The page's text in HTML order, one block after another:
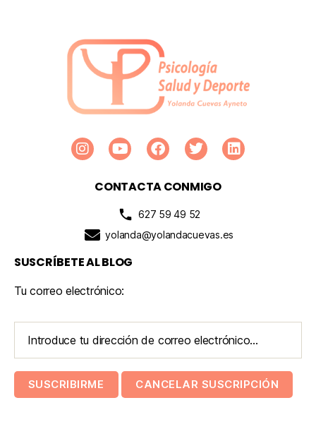
CONTACTA CONMIGO
627 59 49 52
yolanda@yolandacuevas.es
SUSCRÍBETE AL BLOG
Tu correo electrónico: